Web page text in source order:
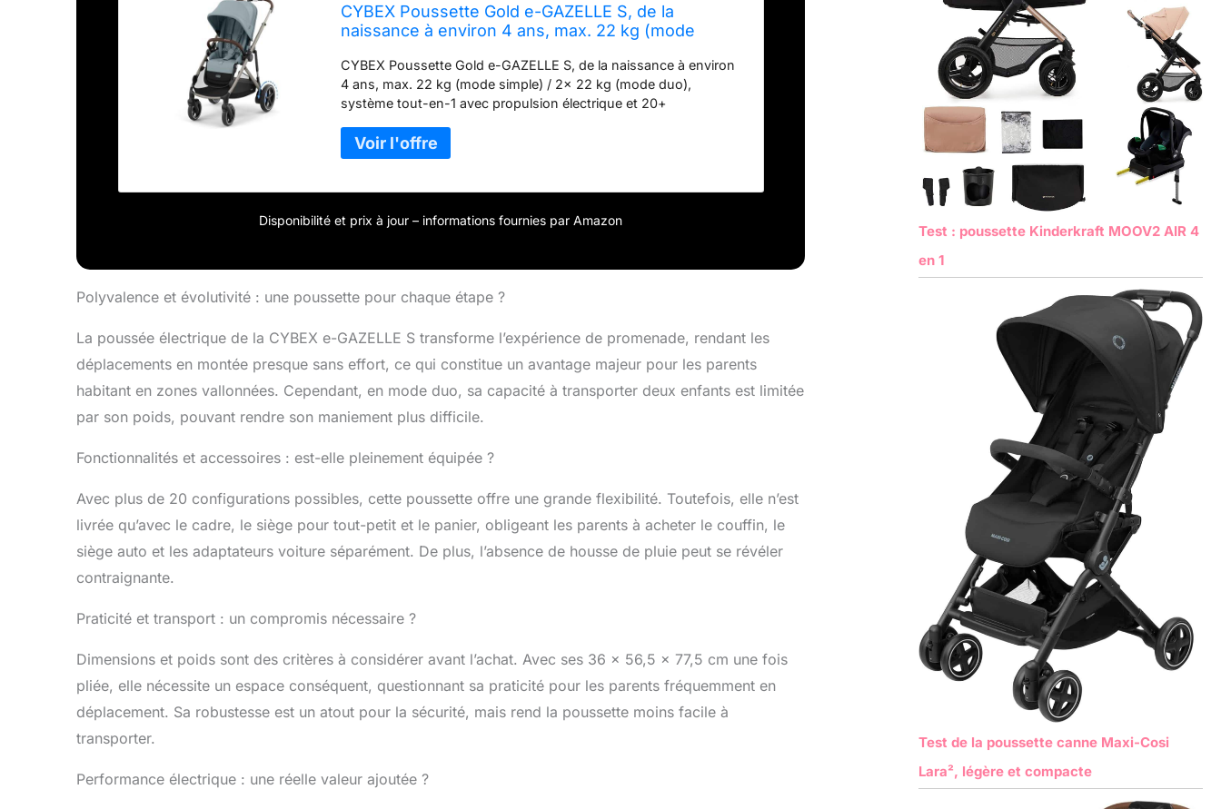
CYBEX Poussette Gold e-GAZELLE S, de la
naissance à environ 4 ans, max. 22 kg (mode
avec propulsion électrique et 20+ configurations,
Bleu orageux
CYBEX Poussette Gold e-GAZELLE S, de la naissance à environ
4 ans, max. 22 kg (mode simple) / 2x 22 kg (mode duo),
système tout-en-1 avec propulsion électrique et 20+
Disponibilité et prix à jour – informations fournies par Amazon
Polyvalence et évolutivité : une poussette pour chaque étape ?
La poussée électrique de la CYBEX e-GAZELLE S transforme l’expérience de promenade, rendant les
déplacements en montée presque sans effort, ce qui constitue un avantage majeur pour les parents
habitant en zones vallonnées. Cependant, en mode duo, sa capacité à transporter deux enfants est limitée
par son poids, pouvant rendre son maniement plus difficile.
Fonctionnalités et accessoires : est-elle pleinement équipée ?
Avec plus de 20 configurations possibles, cette poussette offre une grande flexibilité. Toutefois, elle n’est
livrée qu’avec le cadre, le siège pour tout-petit et le panier, obligeant les parents à acheter le couffin, le
siège auto et les adaptateurs voiture séparément. De plus, l’absence de housse de pluie peut se révéler
contraignante.
Praticité et transport : un compromis nécessaire ?
Dimensions et poids sont des critères à considérer avant l’achat. Avec ses 36 x 56,5 x 77,5 cm une fois
pliée, elle nécessite un espace conséquent, questionnant sa praticité pour les parents fréquemment en
déplacement. Sa robustesse est un atout pour la sécurité, mais rend la poussette moins facile à
transporter.
Performance électrique : une réelle valeur ajoutée ?
Test : poussette Kinderkraft MOOV2 AIR 4
en 1
Test de la poussette canne Maxi-Cosi
Lara², légère et compacte